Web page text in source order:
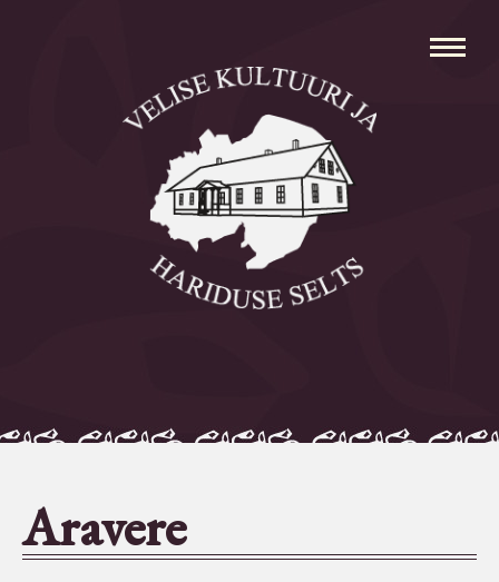
Avaleht
Aleksei Parnabas
Sillaotsa Talumuuseum
Seltsid-ühingud
Aravere